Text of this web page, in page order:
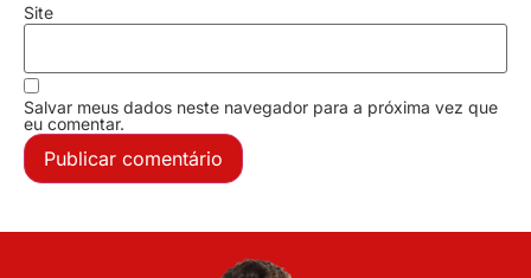
Site
Salvar meus dados neste navegador para a próxima vez que
eu comentar.